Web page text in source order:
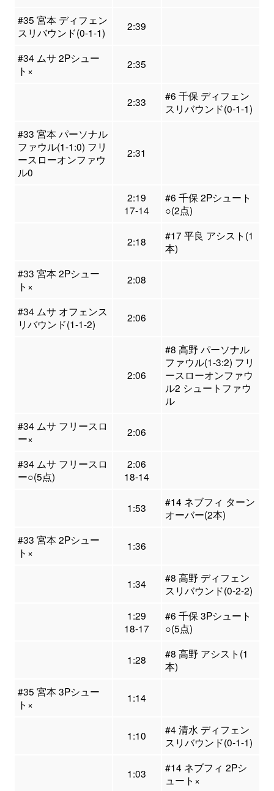
#35 宮本 ディフェン
スリバウンド(0-1-1)
2:39
#34 ムサ 2Pシュー
ト×
2:35
2:33
#6 千保 ディフェン
スリバウンド(0-1-1)
#33 宮本 パーソナル
ファウル(1-1:0) フリ
ースローオンファウ
ル0
2:31
2:19
17-14
#6 千保 2Pシュート
○(2点)
2:18
#17 平良 アシスト(1
本)
#33 宮本 2Pシュー
ト×
2:08
#34 ムサ オフェンス
リバウンド(1-1-2)
2:06
2:06
#8 高野 パーソナル
ファウル(1-3:2) フリ
ースローオンファウ
ル2 シュートファウ
ル
#34 ムサ フリースロ
ー×
2:06
#34 ムサ フリースロ
ー○(5点)
2:06
18-14
1:53
#14 ネブフィ ターン
オーバー(2本)
#33 宮本 2Pシュー
ト×
1:36
1:34
#8 高野 ディフェン
スリバウンド(0-2-2)
1:29
18-17
#6 千保 3Pシュート
○(5点)
1:28
#8 高野 アシスト(1
本)
#35 宮本 3Pシュー
ト×
1:14
1:10
#4 清水 ディフェン
スリバウンド(0-1-1)
1:03
#14 ネブフィ 2Pシ
ュート×